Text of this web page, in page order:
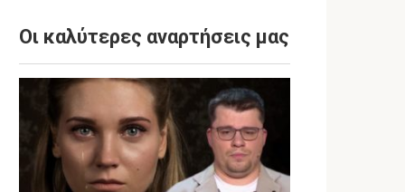
Οι καλύτερες αναρτήσεις μας